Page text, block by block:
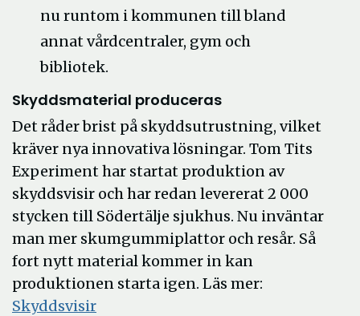
nu runtom i kommunen till bland
annat vårdcentraler, gym och
bibliotek.
Skyddsmaterial produceras
Det råder brist på skyddsutrustning, vilket
kräver nya innovativa lösningar. Tom Tits
Experiment har startat produktion av
skyddsvisir och har redan levererat 2 000
stycken till Södertälje sjukhus. Nu inväntar
man mer skumgummiplattor och resår. Så
fort nytt material kommer in kan
produktionen starta igen. Läs mer:
Skyddsvisir